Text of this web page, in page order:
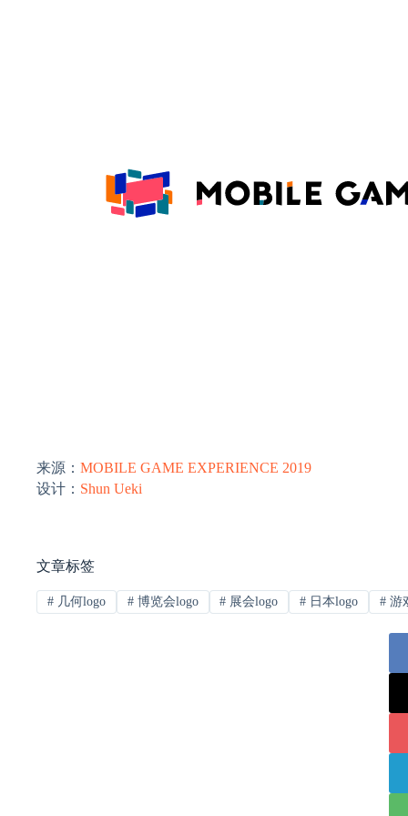
来源： MOBILE GAME EXPERIENCE 2019
设计： Shun Ueki
文章标签
#几何logo #博览会logo # 展会logo # 日本logo # 游